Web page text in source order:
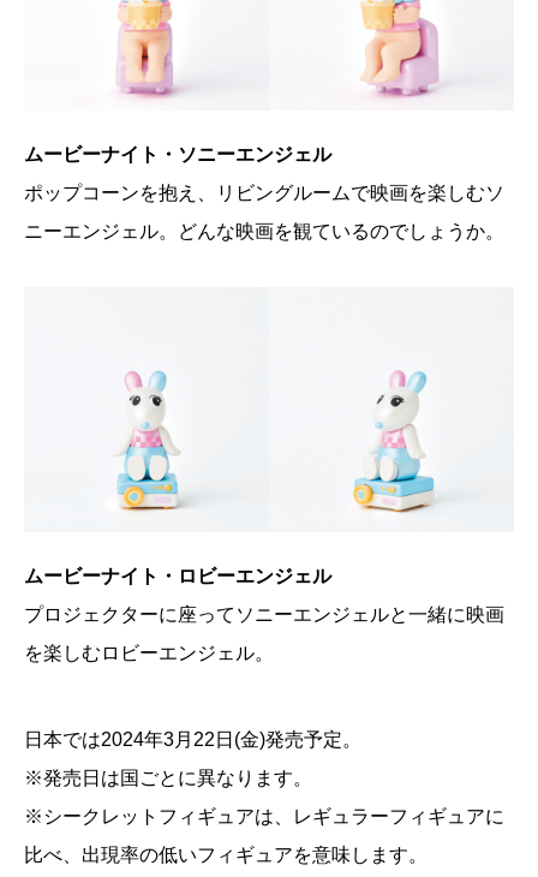
ムービーナイト・ソニーエンジェル
ポップコーンを抱え、リビングルームで映画を楽しむソ
ニーエンジェル。どんな映画を観ているのでしょうか。
ムービーナイト・ロビーエンジェル
プロジェクターに座ってソニーエンジェルと一緒に映画
を楽しむロビーエンジェル。
日本では2024年3月22日(金)発売予定。
※発売日は国ごとに異なります。
※シークレットフィギュアは、レギュラーフィギュアに
比べ、出現率の低いフィギュアを意味します。